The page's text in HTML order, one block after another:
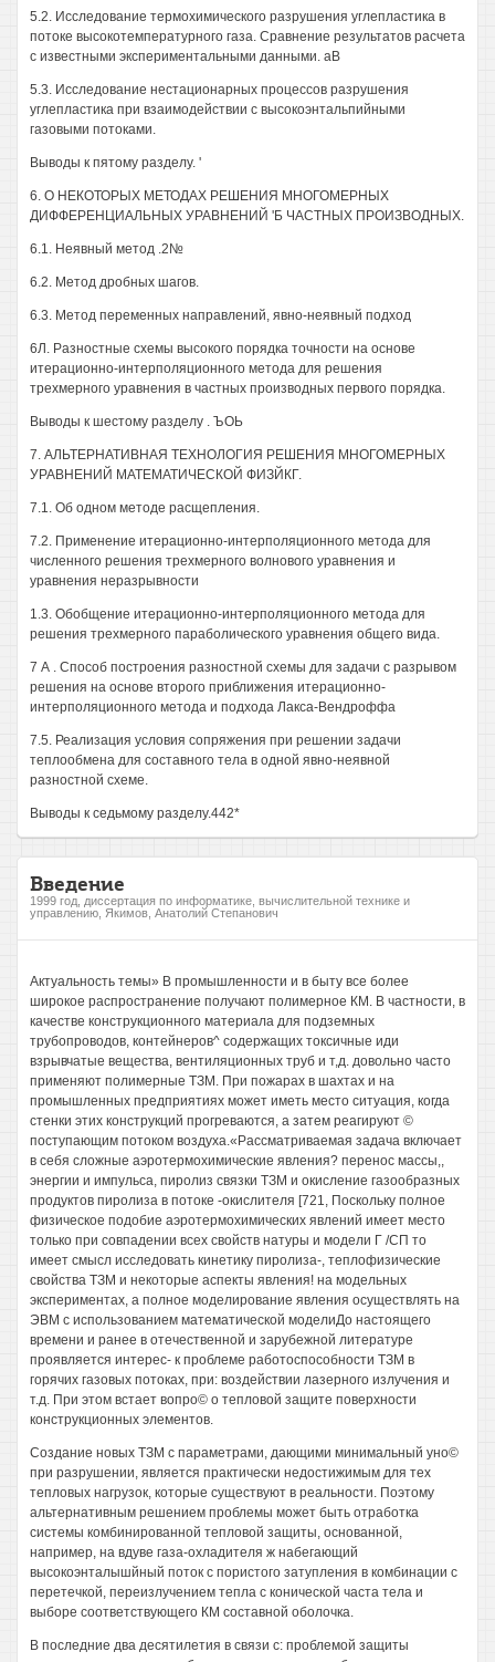
5.2. Исследование термохимического разрушения углепластика в
потоке высокотемпературного газа. Сравнение результатов расчета
с известными экспериментальными данными. аВ
5.3. Исследование нестационарных процессов разрушения
углепластика при взаимодействии с высокоэнтальпийными
газовыми потоками.
Выводы к пятому разделу. '
6. О НЕКОТОРЫХ МЕТОДАХ РЕШЕНИЯ МНОГОМЕРНЫХ
ДИФФЕРЕНЦИАЛЬНЫХ УРАВНЕНИЙ 'Б ЧАСТНЫХ ПРОИЗВОДНЫХ.
6.1. Неявный метод .2№
6.2. Метод дробных шагов.
6.3. Метод переменных направлений, явно-неявный подход
6Л. Разностные схемы высокого порядка точности на основе
итерационно-интерполяционного метода для решения
трехмерного уравнения в частных производных первого порядка.
Выводы к шестому разделу . ЪОЬ
7. АЛЬТЕРНАТИВНАЯ ТЕХНОЛОГИЯ РЕШЕНИЯ МНОГОМЕРНЫХ
УРАВНЕНИЙ МАТЕМАТИЧЕСКОЙ ФИЗЙКГ.
7.1. Об одном методе расщепления.
7.2. Применение итерационно-интерполяционного метода для
численного решения трехмерного волнового уравнения и
уравнения неразрывности
1.3. Обобщение итерационно-интерполяционного метода для
решения трехмерного параболического уравнения общего вида.
7 А . Способ построения разностной схемы для задачи с разрывом
решения на основе второго приближения итерационно-
интерполяционного метода и подхода Лакса-Вендроффа
7.5. Реализация условия сопряжения при решении задачи
теплообмена для составного тела в одной явно-неявной
разностной схеме.
Выводы к седьмому разделу.442*
Введение
1999 год, диссертация по информатике, вычислительной технике и
управлению, Якимов, Анатолий Степанович
Актуальность темы» В промышленности и в быту все более
широкое распространение получают полимерное КМ. В частности, в
качестве конструкционного материала для подземных
трубопроводов, контейнеров^ содержащих токсичные иди
взрывчатые вещества, вентиляционных труб и т,д. довольно часто
применяют полимерные ТЗМ. При пожарах в шахтах и на
промышленных предприятиях может иметь место ситуация, когда
стенки этих конструкций прогреваются, а затем реагируют ©
поступающим потоком воздуха.«Рассматриваемая задача включает
в себя сложные аэротермохимические явления? перенос массы,,
энергии и импульса, пиролиз связки ТЗМ и окисление газообразных
продуктов пиролиза в потоке -окислителя [721, Поскольку полное
физическое подобие аэротермохимических явлений имеет место
только при совпадении всех свойств натуры и модели Г /СП то
имеет смысл исследовать кинетику пиролиза-, теплофизические
свойства ТЗМ и некоторые аспекты явления! на модельных
экспериментах, а полное моделирование явления осуществлять на
ЭВМ с использованием математической моделиДо настоящего
времени и ранее в отечественной и зарубежной литературе
проявляется интерес- к проблеме работоспособности ТЗМ в
горячих газовых потоках, при: воздействии лазерного излучения и
т.д. При этом встает вопро© о тепловой защите поверхности
конструкционных элементов.
Создание новых ТЗМ с параметрами, дающими минимальный уно©
при разрушении, является практически недостижимым для тех
тепловых нагрузок, которые существуют в реальности. Поэтому
альтернативным решением проблемы может быть отработка
системы комбинированной тепловой защиты, основанной,
например, на вдуве газа-охладителя ж набегающий
высокоэнталышйный поток с пористого затупления в комбинации с
перетечкой, переизлучением тепла с конической часта тела и
выборе соответствующего КМ составной оболочка.
В последние два десятилетия в связи с: проблемой защиты